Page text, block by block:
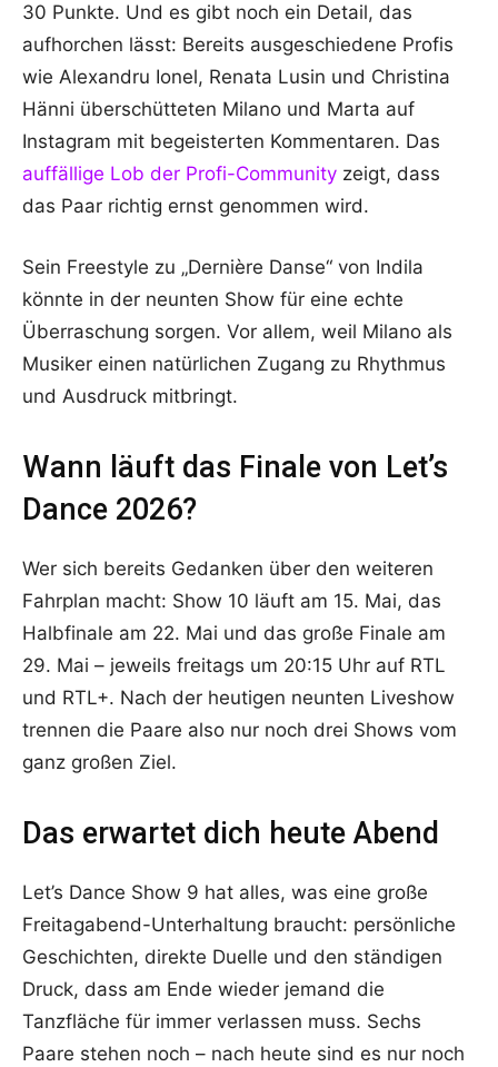
30 Punkte. Und es gibt noch ein Detail, das
aufhorchen lässt: Bereits ausgeschiedene Profis
wie Alexandru Ionel, Renata Lusin und Christina
Hänni überschütteten Milano und Marta auf
Instagram mit begeisterten Kommentaren. Das
auffällige Lob der Profi-Community zeigt, dass
das Paar richtig ernst genommen wird.
Sein Freestyle zu „Dernière Danse“ von Indila
könnte in der neunten Show für eine echte
Überraschung sorgen. Vor allem, weil Milano als
Musiker einen natürlichen Zugang zu Rhythmus
und Ausdruck mitbringt.
Wann läuft das Finale von Let’s
Dance 2026?
Wer sich bereits Gedanken über den weiteren
Fahrplan macht: Show 10 läuft am 15. Mai, das
Halbfinale am 22. Mai und das große Finale am
29. Mai – jeweils freitags um 20:15 Uhr auf RTL
und RTL+. Nach der heutigen neunten Liveshow
trennen die Paare also nur noch drei Shows vom
ganz großen Ziel.
Das erwartet dich heute Abend
Let’s Dance Show 9 hat alles, was eine große
Freitagabend-Unterhaltung braucht: persönliche
Geschichten, direkte Duelle und den ständigen
Druck, dass am Ende wieder jemand die
Tanzfläche für immer verlassen muss. Sechs
Paare stehen noch – nach heute sind es nur noch